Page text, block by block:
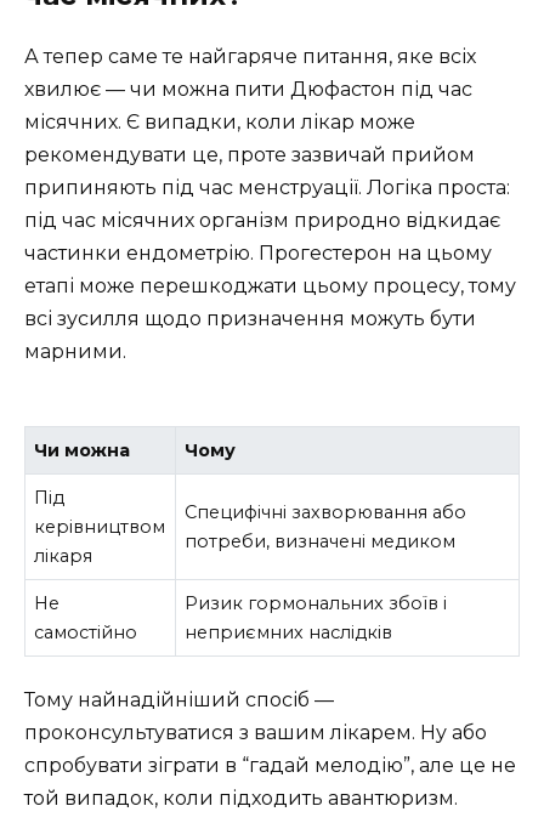
А тепер саме те найгаряче питання, яке всіх
хвилює — чи можна пити Дюфастон під час
місячних. Є випадки, коли лікар може
рекомендувати це, проте зазвичай прийом
припиняють під час менструації. Логіка проста:
під час місячних організм природно відкидає
частинки ендометрію. Прогестерон на цьому
етапі може перешкоджати цьому процесу, тому
всі зусилля щодо призначення можуть бути
марними.
Чи можна Чому
Під
керівництвом
лікаря
Специфічні захворювання або
потреби, визначені медиком
Не
самостійно
Ризик гормональних збоїв і
неприємних наслідків
Тому найнадійніший спосіб —
проконсультуватися з вашим лікарем. Ну або
спробувати зіграти в “гадай мелодію”, але це не
той випадок, коли підходить авантюризм.